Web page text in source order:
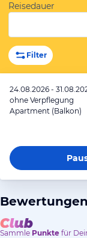
Reisedauer
Filter
24.08.2026 -
ohne Verpflegung
Apartment (Balkon)
Bewertungen
Sammle Punkte für